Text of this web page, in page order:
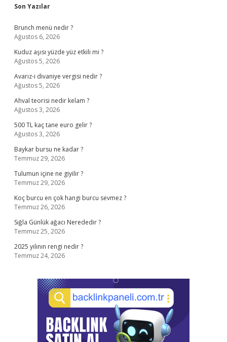
Sidebar
Son Yazılar
Brunch menü nedir ?
Ağustos 6, 2026
Kuduz aşısı yüzde yüz etkili mi ?
Ağustos 5, 2026
Avarız-i divaniye vergisi nedir ?
Ağustos 5, 2026
Ahval teorisi nedir kelam ?
Ağustos 3, 2026
500 TL kaç tane euro gelir ?
Ağustos 3, 2026
Baykar bursu ne kadar ?
Temmuz 29, 2026
Tulumun içine ne giyilir ?
Temmuz 29, 2026
Koç burcu en çok hangi burcu sevmez ?
Temmuz 26, 2026
Sığla Günlük ağacı Nerededir ?
Temmuz 25, 2026
2025 yılının rengi nedir ?
Temmuz 24, 2026